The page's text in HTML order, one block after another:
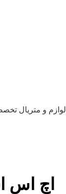
لوازم و متریال
اچ اس